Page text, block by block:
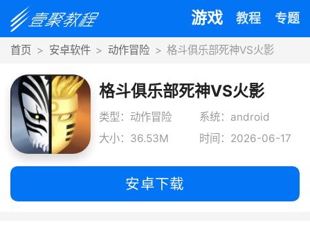
游戏 教程 专题
首页 安卓软件 动作冒险 格斗俱乐部死神VS火影
格斗俱乐部死神VS火影
类型：动作冒险
系统：android
大小：36.53M
时间：2026-06-17
安卓下载